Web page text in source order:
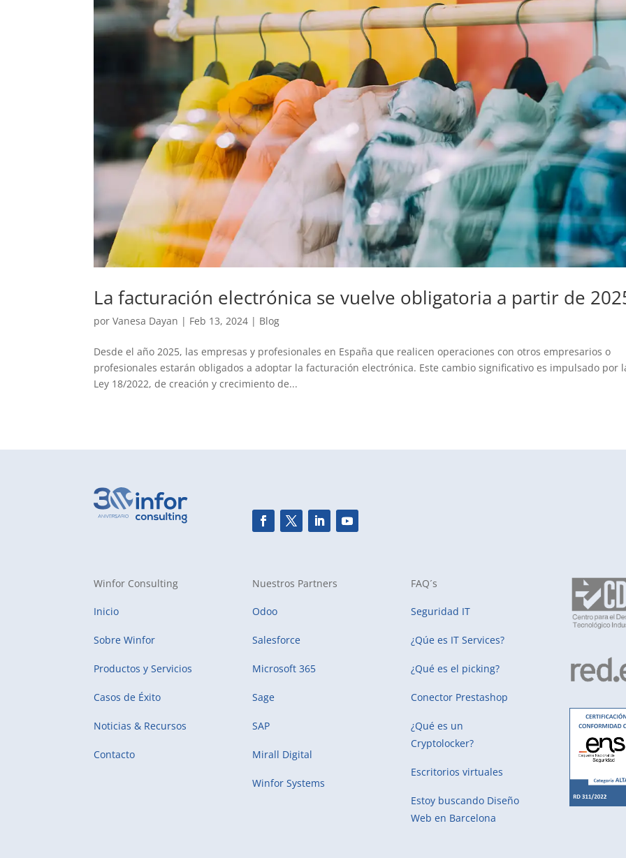
La facturación electrónica se vuelve obligatoria a partir de
porVanesa Dayan | Feb 13, 2024 | Blog
Desde el año 2025, las empresas y profesionales en España que realicen operaciones con otros empresarios o
profesionales estarán obligados a adoptar la facturación electrónica. Este cambio significativo es impulsado por
Ley 18/2022, de creación y crecimiento de...
Winfor Consulting
Inicio
Sobre Winfor
Productos y Servicios
Casos de Éxito
Noticias & Recursos
Contacto
Nuestros Partners
Odoo
Salesforce
Microsoft 365
Sage
SAP
Mirall Digital
Winfor Systems
FAQ´s
Seguridad IT
¿Qúe es IT Services?
¿Qué es el picking?
Conector Prestashop
¿Qué es un
Cryptolocker?
Escritorios virtuales
Estoy buscando Diseño
Web en Barcelona